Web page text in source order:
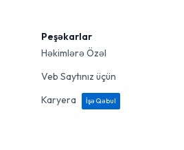
Peşəkarlar
Həkimlərə Özəl
Veb Saytınız üçün
Karyera
İşə Qəbul